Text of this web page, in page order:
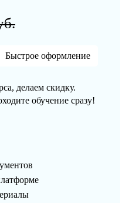
Быстрое оформление
делаем скидку.
обучение сразу!